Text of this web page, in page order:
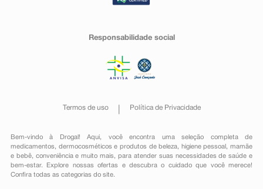
Responsabilidade social
Termos de uso Política de Privacidade
Bem-vindo à Drogal! Aqui, você encontra uma seleção completa de
medicamentos , dermocosméticos e produtos de beleza, higiene pessoal ,mamãe
e bebê, conveniênciae muito mais, para atender suas necessidades de saúde e
bem-estar. Explore nossas ofertas e descubra o cuidado que você merece!
Confira todas as categorias do site.